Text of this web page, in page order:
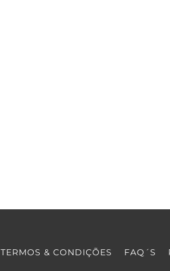
TERMOS & CONDIÇÕES FAQ´S